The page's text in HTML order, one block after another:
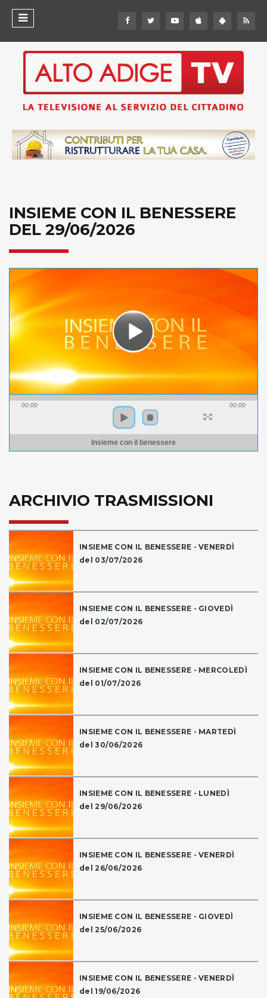
INSIEME CON IL BENESSERE
DEL 29/06/2026
00:00 00:00
Insieme con il benessere
ARCHIVIO TRASMISSIONI
INSIEME CON IL BENESSERE - VENERDÌ
del 03/07/2026
INSIEME CON IL BENESSERE - GIOVEDÌ
del 02/07/2026
INSIEME CON IL BENESSERE - MERCOLEDÌ
del 01/07/2026
INSIEME CON IL BENESSERE - MARTEDÌ
del 30/06/2026
INSIEME CON IL BENESSERE - LUNEDÌ
del 29/06/2026
INSIEME CON IL BENESSERE - VENERDÌ
del 26/06/2026
INSIEME CON IL BENESSERE - GIOVEDÌ
del 25/06/2026
INSIEME CON IL BENESSERE - VENERDÌ
del 19/06/2026